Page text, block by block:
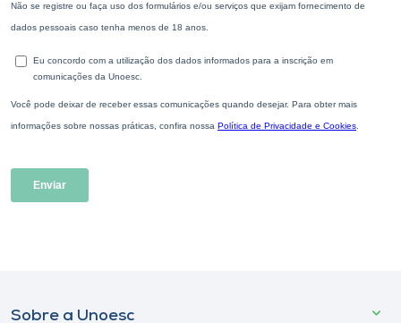
Sobre a Unoesc